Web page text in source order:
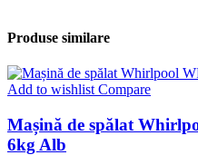
Produse similare
Add to wishlist Compare
Mașină de spălat
6kg Alb